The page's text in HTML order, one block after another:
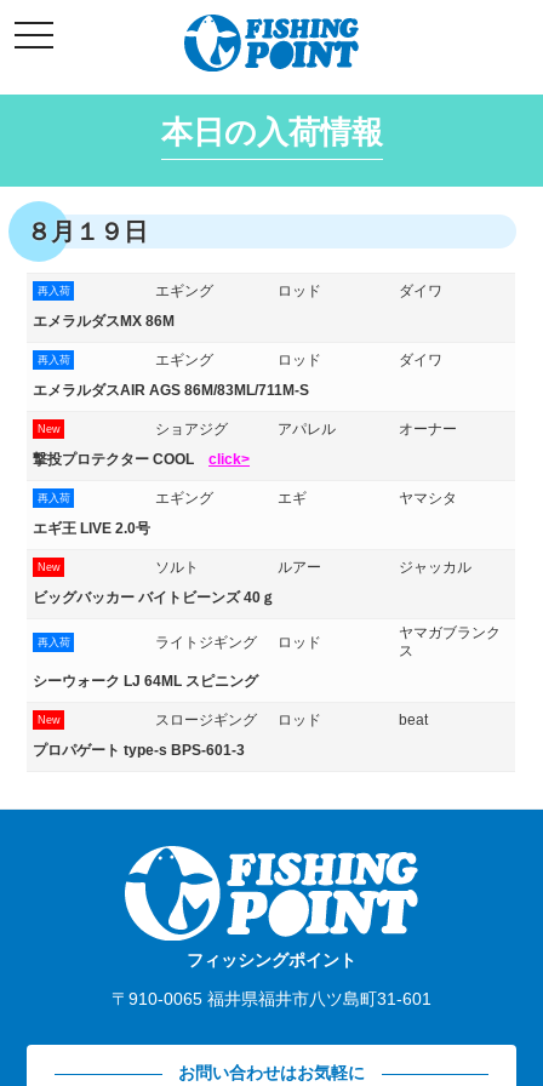
ン
ン
ス
キ
ッ
t
o
l
g
t
o
n
本日の入荷情報
８月１９日
再入荷 エギング ロッド ダイワ
エメラルダスMX 86M
再入荷 エギング ロッド ダイワ
エメラルダスAIR AGS 86M/83ML/711M-S
New ショアジグ アパレル オーナー
撃投プロテクター COOLclick>
再入荷 エギング エギ ヤマシタ
エギ王 LIVE 2.0号
New ソルト ルアー ジャッカル
ビッグバッカー バイトビーンズ 40ｇ
再入荷 ライトジギング ロッド
ヤマガブランク
ス
シーウォーク LJ 64ML スピニング
New スロージギング ロッド beat
プロパゲート type-s BPS-601-3
フィッシングポイント
〒910-0065 福井県福井市八ツ島町31-601
お問い合わせはお気軽に